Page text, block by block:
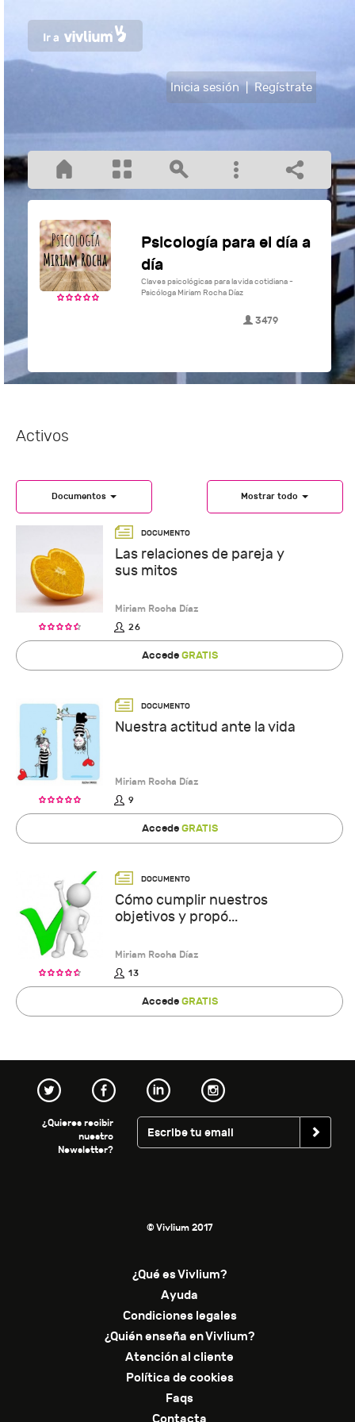
Inicia sesión | Regístrate
Psicología para el día a
día
Claves psicológicas para la vida cotidiana -
Psicóloga Miriam Rocha Díaz
3479
Activos
Documentos Mostrar todo
Las relaciones de pareja y
sus mitos
Miriam Rocha Díaz
26
AccedeGRATIS
Nuestra actitud ante la vida
Miriam Rocha Díaz
9
AccedeGRATIS
Cómo cumplir nuestros
objetivos y propó...
Miriam Rocha Díaz
13
AccedeGRATIS
¿Quieres recibir
nuestro
Newsletter?
© Vivlium 2017
¿Qué es Vivlium?
Ayuda
Condiciones legales
¿Quién enseña en Vivlium?
Atención al cliente
Política de cookies
Faqs
Contacta